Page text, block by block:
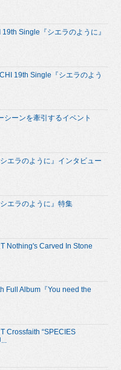
Single『シエラのように』
19th Single『シエラのよう
シーンを牽引するイベント
エラのように』インタビュー
エラのように』特集
Nothing's Carved In Stone
Full Album『You need the
Crossfaith “SPECIES